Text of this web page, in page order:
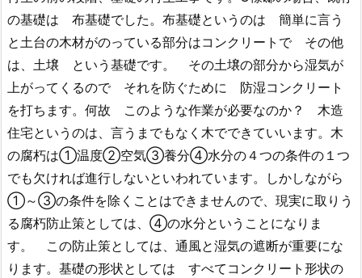
の基礎は 布基礎でした。布基礎というのは 簡単に言う
と土台の木材がのっている部分はコンクリートで その他
は、土壌 という基礎です。 その土壌の部分から湿気が
上がってくるので それを防ぐために 防湿コンクリート
を打ちます。何故 このような作業が必要なのか？ 木造
住宅というのは、言うまでもなく木でできていいます。木
の腐朽は①温度②空気③養分④水分の４つの条件の１つ
でも欠ければ進行しないといわれています。しかしながら
①～③の条件を除くことはできませんので、現実に取りう
る腐朽防止策としては、④の水分ということになりま
す。 この防止策としては、通風と湿気の遮断が重要にな
ります。基礎の形状としては すべてコンクリート形状の